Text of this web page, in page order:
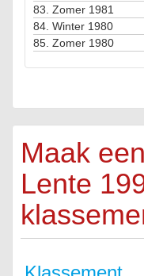
83. Zomer 1981
84. Winter 1980
85. Zomer 1980
Maak
Lente